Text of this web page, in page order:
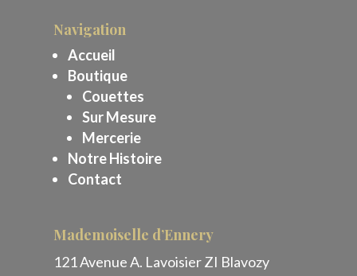
Navigation
Accueil
Boutique
Couettes
Sur Mesure
Mercerie
Notre Histoire
Contact
Mademoiselle d’Ennery
121 Avenue A. Lavoisier ZI Blavozy